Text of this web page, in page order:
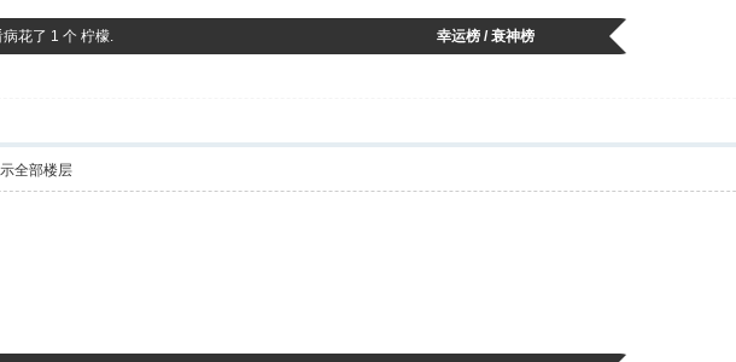
花了 1 个 柠檬. 幸运榜 / 衰神榜
全部楼层